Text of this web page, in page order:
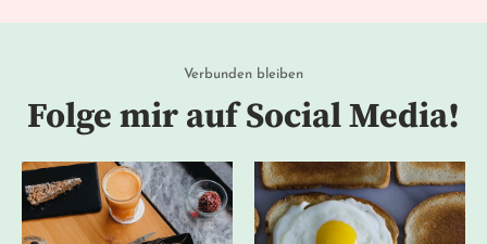
Verbunden bleiben
Folge mir auf Social Media!